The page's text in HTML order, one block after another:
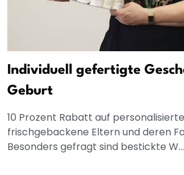
Individuell gefertigte
Geburt
10 Prozent Rabatt auf
frischgebackene Eltern und deren
Besonders gefragt sind bestickte W...